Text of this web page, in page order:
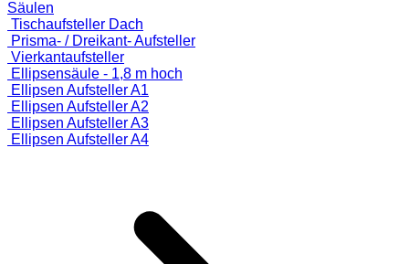
Säulen
Tischaufsteller Dach
Prisma- / Dreikant- Aufsteller
Vierkantaufsteller
Ellipsensäule - 1,8 m hoch
Ellipsen Aufsteller A1
Ellipsen Aufsteller A2
Ellipsen Aufsteller A3
Ellipsen Aufsteller A4